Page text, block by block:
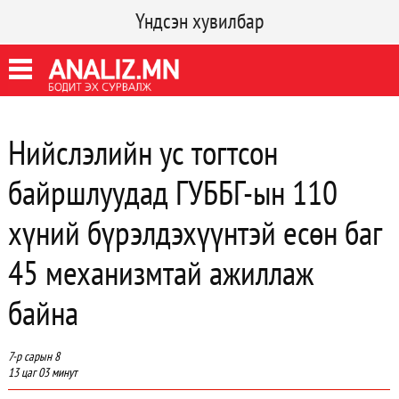
Үндсэн хувилбар
Нийслэлийн ус тогтсон
байршлуудад ГУББГ-ын 110
хүний бүрэлдэхүүнтэй есөн баг
45 механизмтай ажиллаж
байна
7-р сарын 8
13 цаг 03 минут